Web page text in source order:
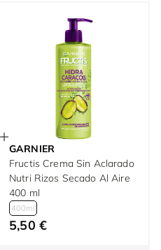
GARNIER
Fructis Crema Sin Aclarado
Nutri Rizos Secado Al Aire
400 ml
400ml
5,50 €